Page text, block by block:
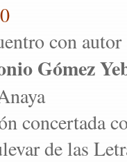
con autor
Gómez
concertada
de las